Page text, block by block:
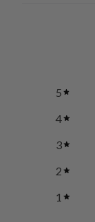
5
4
3
2
1